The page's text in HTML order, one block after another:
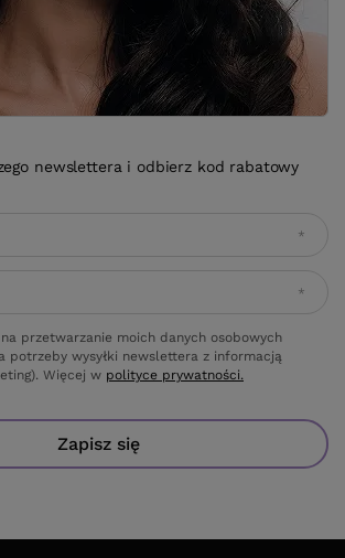
newslettera i odbierz kod rabatowy
przetwarzanie moich danych osobowych
potrzeby wysyłki newslettera z informacją
Więcej w polityce prywatności.
Zapisz się